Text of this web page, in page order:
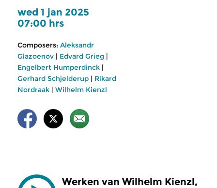
wed 1 jan 2025
07:00 hrs
Composers: Aleksandr
Glazoenov | Edvard Grieg |
Engelbert Humperdinck |
Gerhard Schjelderup | Rikard
Nordraak | Wilhelm Kienzl
Werken van Wilhelm Kienzl,